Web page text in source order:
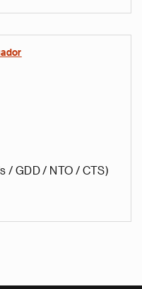
/ GDD / NTO / CTS)